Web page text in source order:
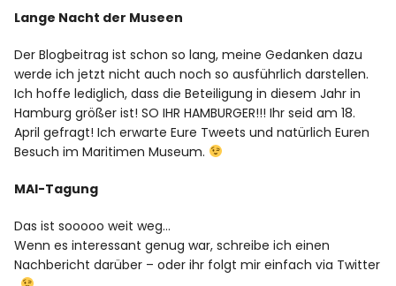
Lange Nacht der Museen
Der Blogbeitrag ist schon so lang, meine Gedanken dazu
werde ich jetzt nicht auch noch so ausführlich darstellen.
Ich hoffe lediglich, dass die Beteiligung in diesem Jahr in
Hamburg größer ist! SO IHR HAMBURGER!!! Ihr seid am 18.
April gefragt! Ich erwarte Eure Tweets und natürlich Euren
Besuch im Maritimen Museum.
MAI-Tagung
Das ist sooooo weit weg…
Wenn es interessant genug war, schreibe ich einen
Nachbericht darüber – oder ihr folgt mir einfach via Twitter